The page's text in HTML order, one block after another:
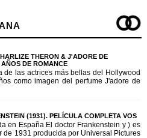
THERON & J'ADORE DE
DE ROMANCE
de las actrices más bellas del Hollywood
como imagen del perfume J'adore de
(1931). PELÍCULA COMPLETA VOS
en España El doctor Frankenstein y ) es
de 1931 producida por Universal Pictures